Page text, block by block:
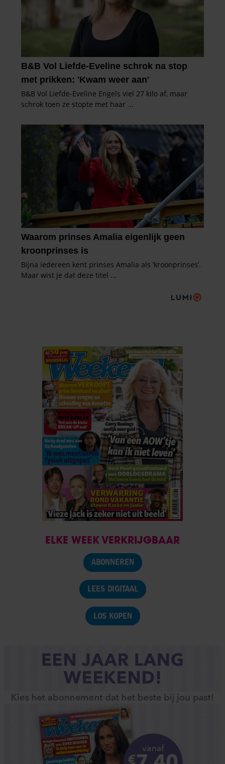
ELKE WEEK VERKRIJGBAAR
ABONNEREN
LEES DIGITAAL
LOS KOPEN